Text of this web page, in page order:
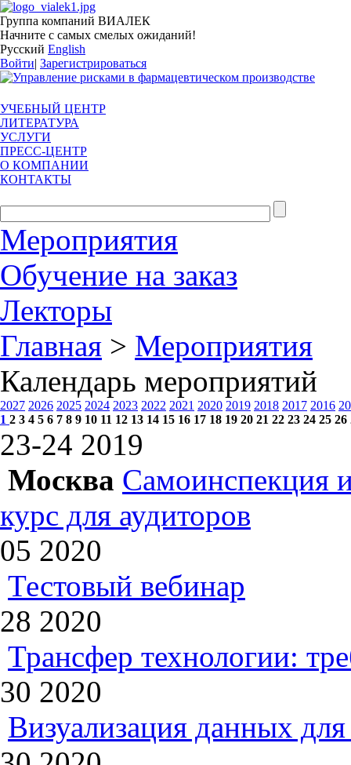
Группа компаний ВИАЛЕК
Начните с самых смелых ожиданий!
Русский English
Войти| Зарегистрироваться
УЧЕБНЫЙ ЦЕНТР
ЛИТЕРАТУРА
УСЛУГИ
ПРЕСС-ЦЕНТР
О КОМПАНИИ
КОНТАКТЫ
Мероприятия
Обучение на заказ
Лекторы
Главная > Мероприятия
Календарь мероприятий
2027 2026 2025 2024 2023 2022 2021 2020 2019 2018 2017 2016
1 2 3 4 5 6 7 8 9 10 11 12 13 14 15 16 17 18 19 20 21 22 23 24 25 26
23-24 2019
Москва Самоинспекция
курс для аудиторов
05 2020
Тестовый вебинар
28 2020
Трансфер технологии:
30 2020
Визуализация данных